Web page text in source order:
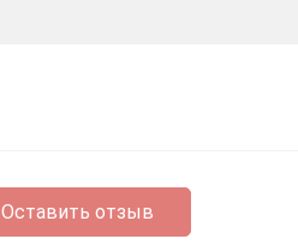
Оставить отзыв